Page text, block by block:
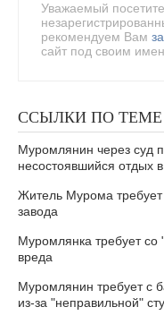
Уважаемый
рекомендуем Вам
сайт под своим
ССЫЛКИ ПО ТЕМЕ
Муромлянин через суд
несостоявшийся отдых
Житель Мурома требует
завода
Муромлянка требует
вреда
Муромлянин требует с
из-за "неправильной"